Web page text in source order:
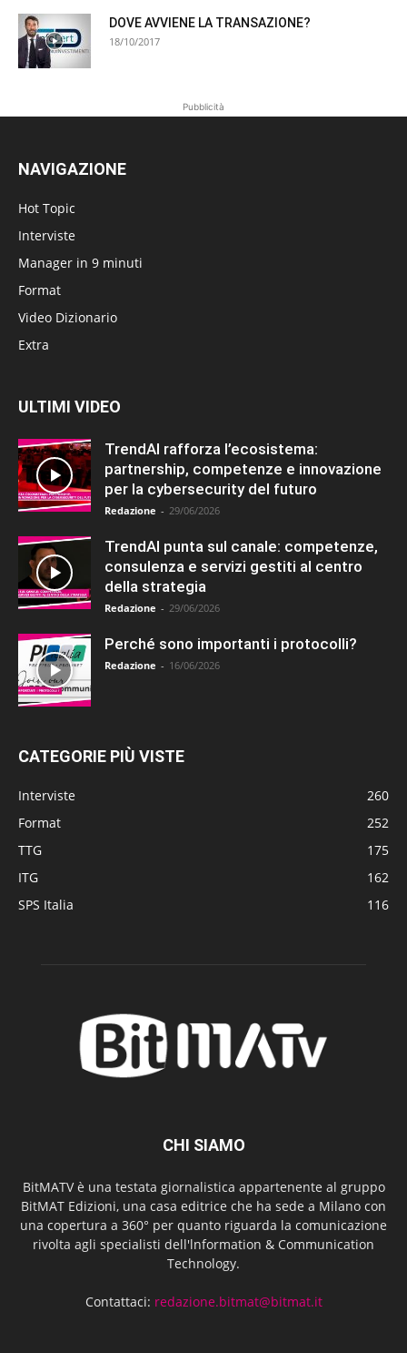
DOVE AVVIENE LA TRANSAZIONE?
18/10/2017
Pubblicità
NAVIGAZIONE
Hot Topic
Interviste
Manager in 9 minuti
Format
Video Dizionario
Extra
ULTIMI VIDEO
TrendAI rafforza l’ecosistema:
partnership, competenze e innovazione
per la cybersecurity del futuro
Redazione - 29/06/2026
TrendAI punta sul canale: competenze,
consulenza e servizi gestiti al centro
della strategia
Redazione - 29/06/2026
Perché sono importanti i protocolli?
Redazione - 16/06/2026
CATEGORIE PIÙ VISTE
Interviste
260
Format
252
TTG
175
ITG
162
SPS Italia
116
CHI SIAMO
BitMATV è una testata giornalistica appartenente al gruppo
BitMAT Edizioni, una casa editrice che ha sede a Milano con
una copertura a 360° per quanto riguarda la comunicazione
rivolta agli specialisti dell'lnformation & Communication
Technology.
Contattaci: redazione.bitmat@bitmat.it